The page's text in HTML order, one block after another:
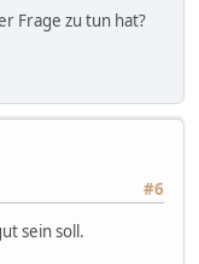
Frage zu tun hat?
#6
sein soll.